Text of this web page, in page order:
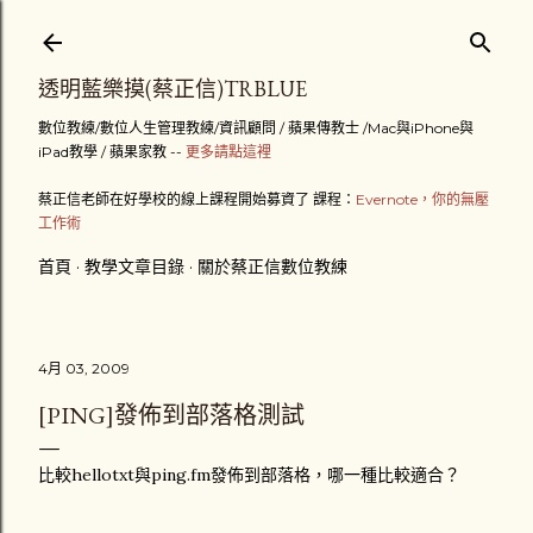
透明藍樂摸(蔡正信)TRBLUE
數位教練/數位人生管理教練/資訊顧問 / 蘋果傳教士 /Mac與iPhone與
iPad教學 / 蘋果家教 -- 更多請點這裡
蔡正信老師在好學校的線上課程開始募資了 課程： Evernote，你的無壓
工作術
首頁 教學文章目錄 關於蔡正信數位教練
4月 03, 2009
[PING]發佈到部落格測試
比較hellotxt與ping.fm發佈到部落格，哪一種比較適合？